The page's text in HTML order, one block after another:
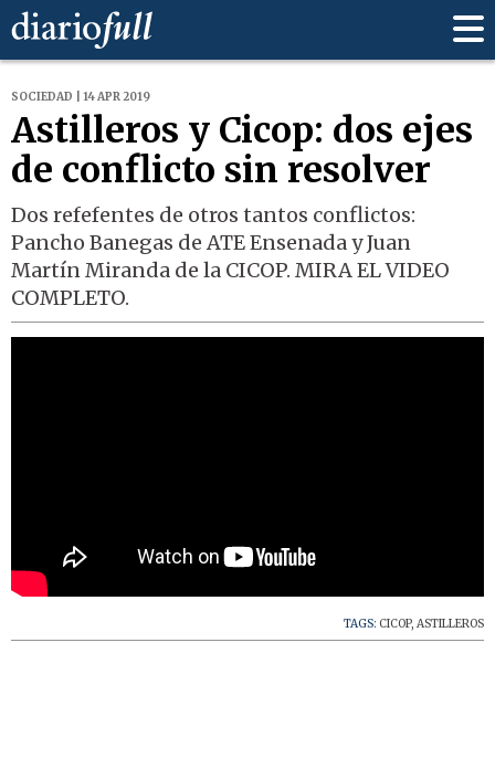
SOCIEDAD | 14 APR 2019
Astilleros y Cicop: dos ejes
de conflicto sin resolver
Dos refefentes de otros tantos conflictos:
Pancho Banegas de ATE Ensenada y Juan
Martín Miranda de la CICOP. MIRA EL VIDEO
COMPLETO.
TAGS: CICOP, ASTILLEROS